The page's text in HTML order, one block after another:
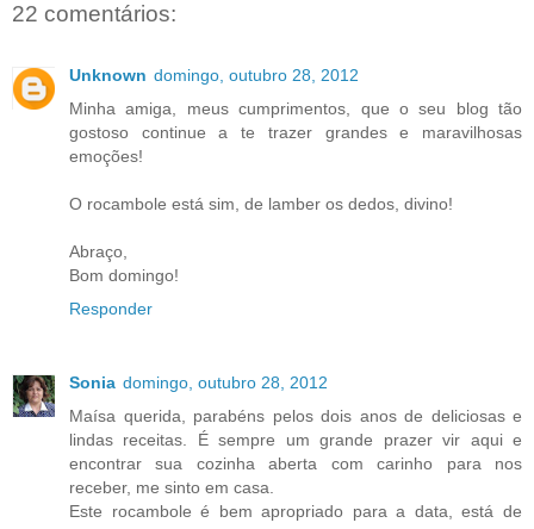
22 comentários:
Unknown domingo, outubro 28, 2012
Minha amiga, meus cumprimentos, que o seu blog tão
gostoso continue a te trazer grandes e maravilhosas
emoções!
O rocambole está sim, de lamber os dedos, divino!
Abraço,
Bom domingo!
Responder
Sonia domingo, outubro 28, 2012
Maísa querida, parabéns pelos dois anos de deliciosas e
lindas receitas. É sempre um grande prazer vir aqui e
encontrar sua cozinha aberta com carinho para nos
receber, me sinto em casa.
Este rocambole é bem apropriado para a data, está de